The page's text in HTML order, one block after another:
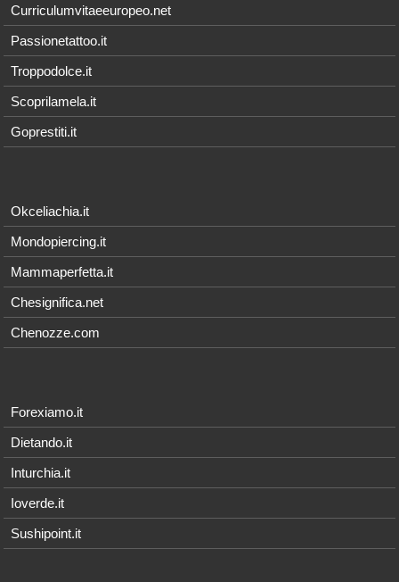
Curriculumvitaeeuropeo.net
Passionetattoo.it
Troppodolce.it
Scoprilamela.it
Goprestiti.it
Okceliachia.it
Mondopiercing.it
Mammaperfetta.it
Chesignifica.net
Chenozze.com
Forexiamo.it
Dietando.it
Inturchia.it
Ioverde.it
Sushipoint.it